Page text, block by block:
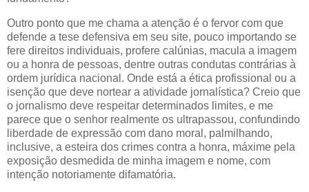
Outro ponto que me chama a atenção é o fervor com que
defende a tese defensiva em seu site, pouco importando se
fere direitos individuais, profere calúnias, macula a imagem
ou a honra de pessoas, dentre outras condutas contrárias à
ordem jurídica nacional. Onde está a ética profissional ou a
isenção que deve nortear a atividade jornalística? Creio que
o jornalismo deve respeitar determinados limites, e me
parece que o senhor realmente os ultrapassou, confundindo
liberdade de expressão com dano moral, palmilhando,
inclusive, a esteira dos crimes contra a honra, máxime pela
exposição desmedida de minha imagem e nome, com
intenção notoriamente difamatória.